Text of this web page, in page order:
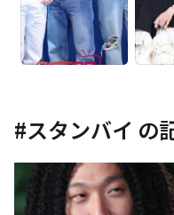
#スタンバイ の